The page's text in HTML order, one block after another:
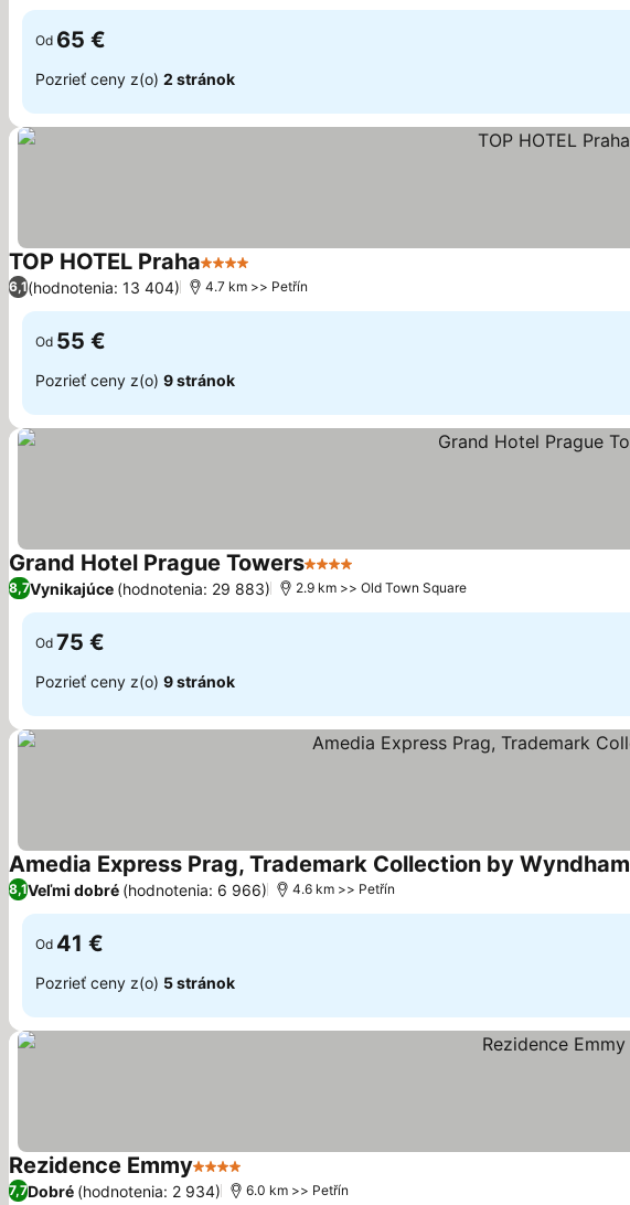
Od 65 €
Pozrieť ceny z(o) 2 stránok
TOP HOTEL Praha4 Počet hviezdičiek
6,1(hodnotenia: 13 404) 4.7 km >> Petřín
Od 55 €
Pozrieť ceny z(o) 9 stránok
Grand Hotel Prague Towers4 Počet hviezdičiek
8,7Vynikajúce (hodnotenia: 29 883) 2.9 km >> Old Town Square
Od 75 €
Pozrieť ceny z(o) 9 stránok
Amedia Express Prag, Trademark Collection by Wyndham
8,1Veľmi dobré (hodnotenia: 6 966) 4.6 km >> Petřín
Od 41 €
Pozrieť ceny z(o) 5 stránok
Rezidence Emmy4 Počet hviezdičiek
7,7Dobré (hodnotenia: 2 934) 6.0 km >> Petřín